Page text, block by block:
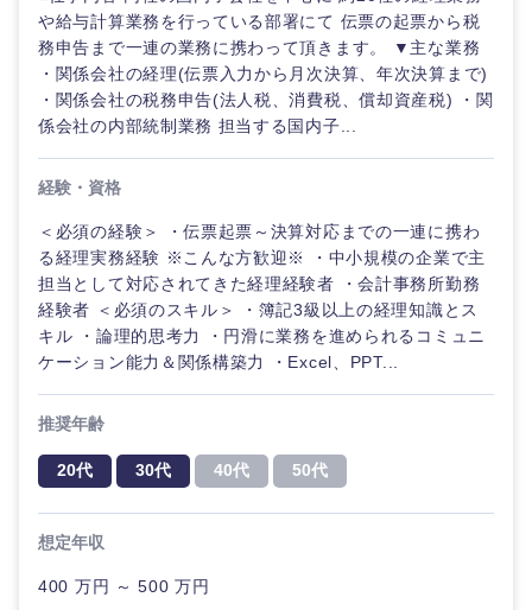
や給与計算業務を行っている部署にて 伝票の起票から税
務申告まで一連の業務に携わって頂きます。 ▼主な業務
・関係会社の経理(伝票入力から月次決算、年次決算まで)
・関係会社の税務申告(法人税、消費税、償却資産税) ・関
係会社の内部統制業務 担当する国内子...
経験・資格
＜必須の経験＞ ・伝票起票～決算対応までの一連に携わ
る経理実務経験 ※こんな方歓迎※ ・中小規模の企業で主
担当として対応されてきた経理経験者 ・会計事務所勤務
経験者 ＜必須のスキル＞ ・簿記3級以上の経理知識とス
キル ・論理的思考力 ・円滑に業務を進められるコミュニ
ケーション能力＆関係構築力 ・Excel、PPT...
推奨年齢
20代 30代 40代 50代
想定年収
400 万円 ～ 500 万円